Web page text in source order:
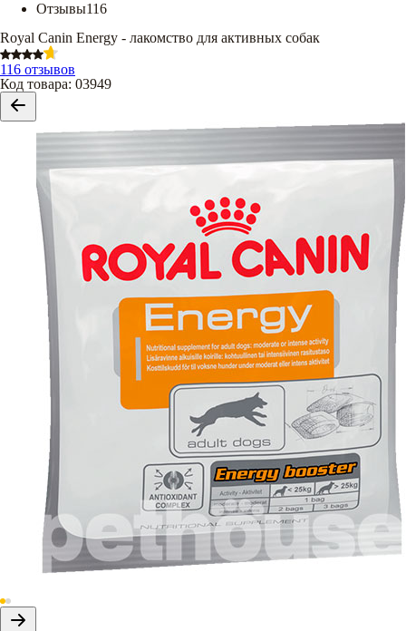
Отзывы116
Royal Canin Energy - лакомство для активных собак
116 отзывов
Код товара: 03949